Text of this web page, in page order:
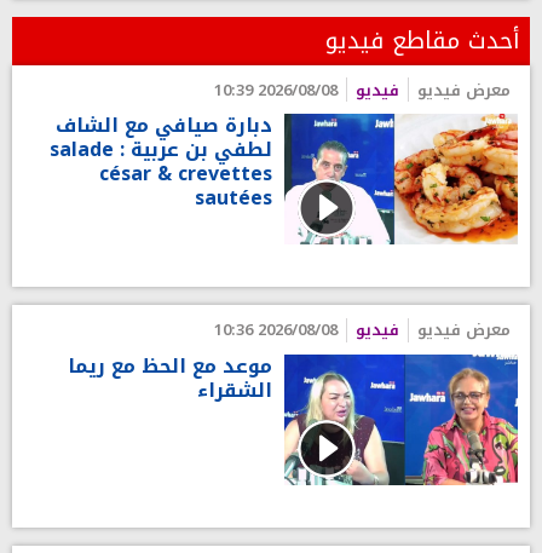
أحدث مقاطع فيديو
معرض فيديو فيديو 2026/08/08 10:39
دبارة صيافي مع الشاف
لطفي بن عربية : salade
césar & crevettes
sautées
معرض فيديو فيديو 2026/08/08 10:36
موعد مع الحظ مع ريما
الشقراء